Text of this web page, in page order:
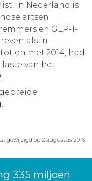
In Nederland is
artsen
en GLP-1-
als in
en met 2014, had
van het
gewijzigd op 2 augustus 2016
335 miljoen